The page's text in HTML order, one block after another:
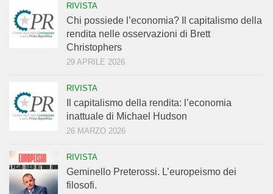
RIVISTA
Chi possiede l’economia? Il capitalismo della
rendita nelle osservazioni di Brett
Christophers
29 APRILE 2026
RIVISTA
Il capitalismo della rendita: l’economia
inattuale di Michael Hudson
26 MARZO 2026
RIVISTA
Geminello Preterossi. L’europeismo dei
filosofi.